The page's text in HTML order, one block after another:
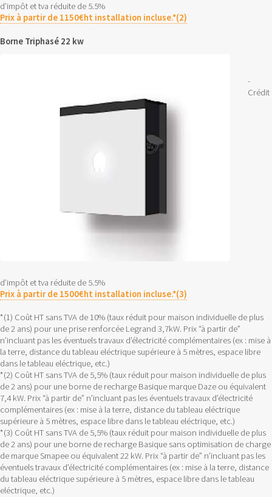
d’impôt et tva réduite de 5.5%
Prix à partir de 1150€ht installation incluse.*(2)
Borne Triphasé 22 kw
-
Crédit
d’impôt et tva réduite de 5.5%
Prix à partir de 1500€ht installation incluse.*(3)
*(1) Coût HT sans TVA de 10% (taux réduit pour maison individuelle de plus
de 2 ans) pour une prise renforcée Legrand 3,7kW. Prix “à partir de”
n’incluant pas les éventuels travaux d’électricité complémentaires (ex : mise à
la terre, distance du tableau eléctrique supérieure à 5 mètres, espace libre
dans le tableau eléctrique, etc.)
*(2) Coût HT sans TVA de 5,5% (taux réduit pour maison individuelle de plus
de 2 ans) pour une borne de recharge Basique marque Daze ou équivalent
7,4 kW. Prix “à partir de” n’incluant pas les éventuels travaux d’électricité
complémentaires (ex : mise à la terre, distance du tableau eléctrique
supérieure à 5 mètres, espace libre dans le tableau eléctrique, etc.)
*(3) Coût HT sans TVA de 5,5% (taux réduit pour maison individuelle de plus
de 2 ans) pour une borne de recharge Basique sans optimisation de charge
de marque Smapee ou équivalent 22 kW. Prix “à partir de” n’incluant pas les
éventuels travaux d’électricité complémentaires (ex : mise à la terre, distance
du tableau eléctrique supérieure à 5 mètres, espace libre dans le tableau
eléctrique, etc.)